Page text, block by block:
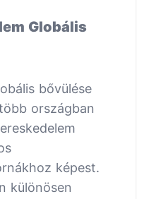
Globális
bővülése
országban
képest.
különösen